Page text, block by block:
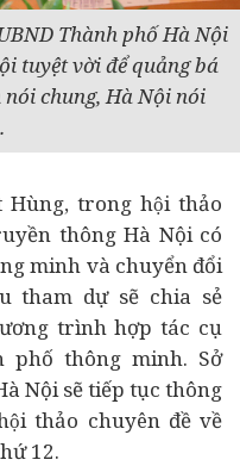
Thành phố Hà Nội
tuyệt vời để quảng bá
chung, Hà Nội nói
Hùng, trong hội thảo
thông Hà Nội có
minh và chuyển đổi
tham dự sẽ chia sẻ
trình hợp tác cụ
phố thông minh. Sở
Nội sẽ tiếp tục thông
thảo chuyên đề về
12.